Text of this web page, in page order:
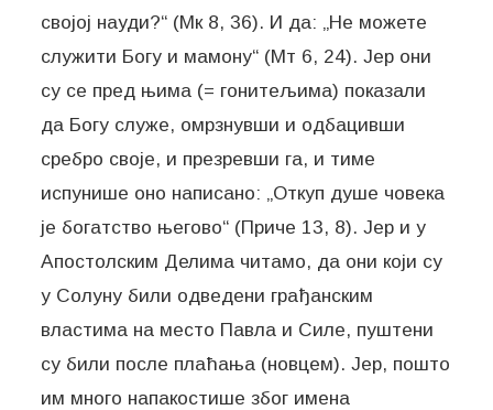
својој науди?“ (Мк 8, 36). И да: „Не можете
служити Богу и мамону“ (Мт 6, 24). Јер они
су се пред њима (= гонитељима) показали
да Богу служе, омрзнувши и одбацивши
сребро своје, и презревши га, и тиме
испунише оно написано: „Откуп душе човека
је богатство његово“ (Приче 13, 8). Јер и у
Апостолским Делима читамо, да они који су
у Солуну били одведени грађанским
властима на место Павла и Силе, пуштени
су били после плаћања (новцем). Јер, пошто
им много напакостише због имена